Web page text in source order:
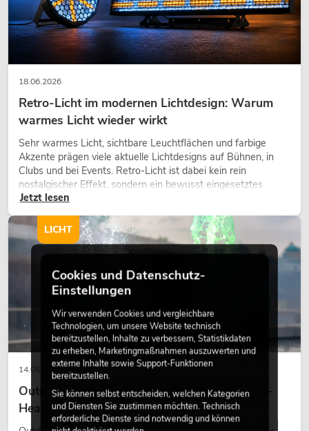
18.06.2026
Retro-Licht im modernen Lichtdesign: Warum
warmes Licht wieder wirkt
Sehr warmes Licht, sichtbare Leuchtflächen und farbige
Akzente prägen viele aktuelle Lichtdesigns auf Bühnen, in
Clubs und bei Events. Retro-Licht ist dabei kein rein
nostalgischer Effekt, sondern ein bewusst eingesetztes
Gestaltungsmittel: Es schafft Atmosphäre, gibt Szenen
wirken lassen.
Jetzt lesen
14.05.2026
Outdoor Moving-Heads: Wetterfeste Moving-
Heads bei Events
LICHT
Cookies und Datenschutz-
Einstellungen
Wir verwenden Cookies und vergleichbare
Technologien, um unsere Website technisch
bereitzustellen, Inhalte zu verbessern, Statistikdaten
zu erheben, Marketingmaßnahmen auszuwerten und
externe Inhalte sowie Support-Funktionen
bereitzustellen.
Sie können selbst entscheiden, welchen Kategorien
und Diensten Sie zustimmen möchten. Technisch
erforderliche Dienste sind notwendig und können